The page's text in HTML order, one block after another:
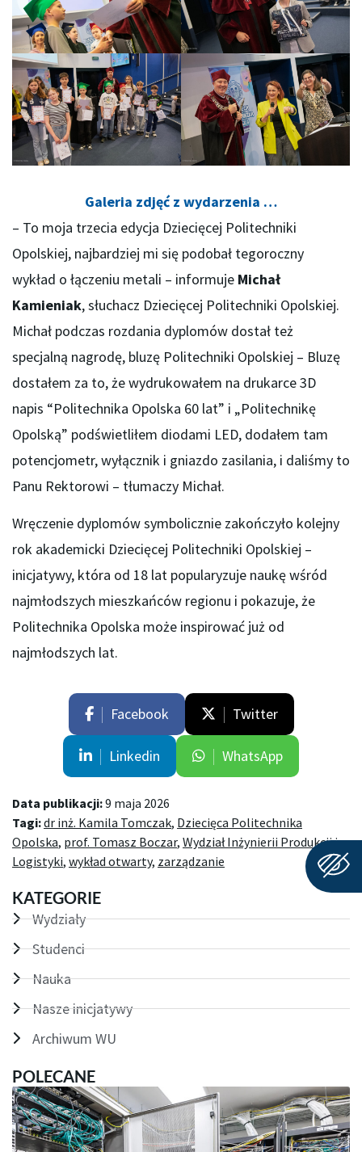
Galeria zdjęć z wydarzenia …
– To moja trzecia edycja Dziecięcej Politechniki
Opolskiej, najbardziej mi się podobał tegoroczny
wykład o łączeniu metali – informuje Michał
Kamieniak, słuchacz Dziecięcej Politechniki Opolskiej.
Michał podczas rozdania dyplomów dostał też
specjalną nagrodę, bluzę Politechniki Opolskiej – Bluzę
dostałem za to, że wydrukowałem na drukarce 3D
napis “Politechnika Opolska 60 lat” i „Politechnikę
Opolską” podświetliłem diodami LED, dodałem tam
potencjometr, wyłącznik i gniazdo zasilania, i daliśmy to
Panu Rektorowi – tłumaczy Michał.
Wręczenie dyplomów symbolicznie zakończyło kolejny
rok akademicki Dziecięcej Politechniki Opolskiej –
inicjatywy, która od 18 lat popularyzuje naukę wśród
najmłodszych mieszkańców regionu i pokazuje, że
Politechnika Opolska może inspirować już od
najmłodszych lat.
Facebook Twitter
Linkedin WhatsApp
Data publikacji:9 maja 2026
Tagi:dr inż. Kamila Tomczak, Dziecięca Politechnika
Opolska, prof. Tomasz Boczar, Wydział Inżynierii Produkcji i
Logistyki, wykład otwarty, zarządzanie
KATEGORIE
Wydziały
Studenci
Nauka
Nasze inicjatywy
Archiwum WU
POLECANE